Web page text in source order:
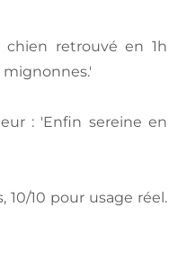
retrouvé en 1h
: 'Enfin sereine en
10/10 pour usage réel.